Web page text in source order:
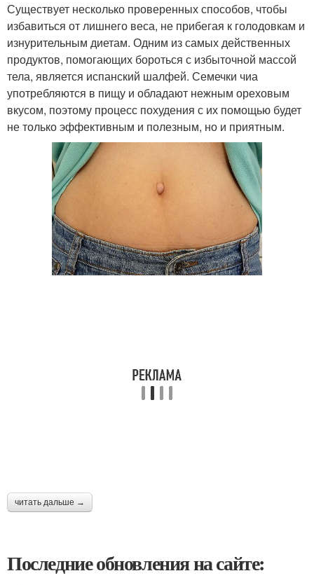
Существует несколько проверенных способов, чтобы
избавиться от лишнего веса, не прибегая к голодовкам и
изнурительным диетам. Одним из самых действенных
продуктов, помогающих бороться с избыточной массой
тела, является испанский шалфей. Семечки чиа
употребляются в пищу и обладают нежным ореховым
вкусом, поэтому процесс похудения с их помощью будет
не только эффективным и полезным, но и приятным.
читать дальше →
Последние обновления на сайте: